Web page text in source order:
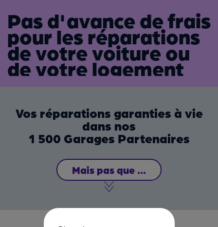
Pas d'avance de frais
pour les réparations
de votre voiture ou
de votre logement
Vos réparations garanties à vie
dans nos
1 500 Garages Partenaires
Mais pas que ...
En choisissant de confier les réparations de votre
voiture à notre réseau, vous profitez également